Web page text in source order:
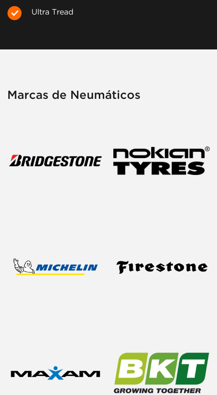
Ultra Tread
Marcas de Neumáticos